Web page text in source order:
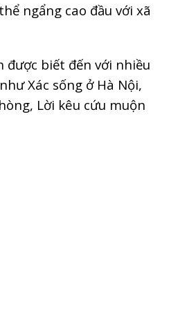
ngẩng cao đầu với xã
được biết đến với nhiều
Xác sống ở Hà Nội,
Lời kêu cứu muộn